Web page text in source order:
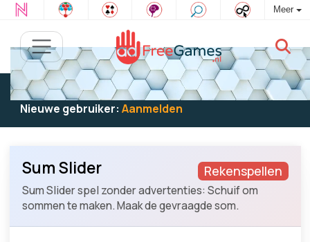
Meer
Bestaande gebruiker: Log in
om te spelen
Nieuwe gebruiker: Aanmelden
Rekenspellen
Sum Slider
Sum Slider spel zonder advertenties: Schuif om
sommen te maken. Maak de gevraagde som.